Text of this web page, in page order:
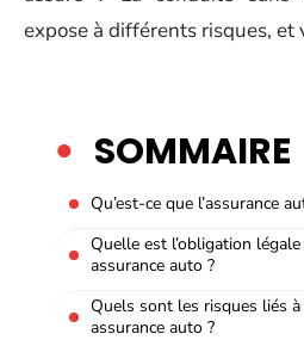
expose à différents risques, et
SOMMAIRE
Qu’est-ce que l’assurance
Quelle est l’obligation
assurance auto ?
Quels sont les risques liés
assurance auto ?